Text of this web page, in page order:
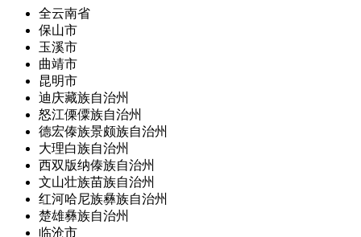
全云南省
保山市
玉溪市
曲靖市
昆明市
迪庆藏族自治州
怒江傈僳族自治州
德宏傣族景颇族自治州
大理白族自治州
西双版纳傣族自治州
文山壮族苗族自治州
红河哈尼族彝族自治州
楚雄彝族自治州
临沧市